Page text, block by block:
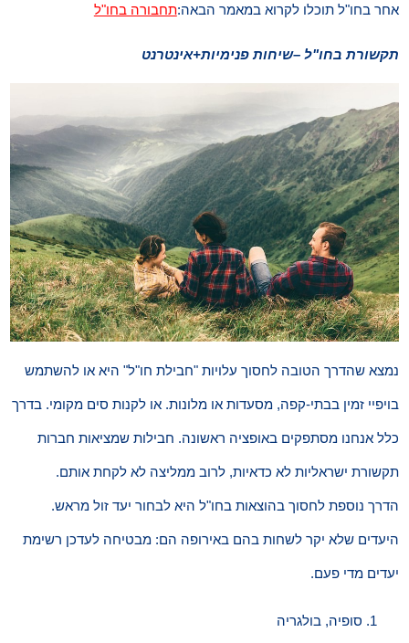
אחר בחו"ל תוכלו לקרוא במאמר הבאה:תחבורה בחו"ל
תקשורת בחו"ל –שיחות פנימיות+אינטרנט
נמצא שהדרך הטובה לחסוך עלויות "חבילת חו"ל" היא או להשתמש
בויפיי זמין בבתי-קפה, מסעדות או מלונות. או לקנות סים מקומי. בדרך
כלל אנחנו מסתפקים באופציה ראשונה. חבילות שמציאות חברות
תקשורת ישראליות לא כדאיות, לרוב ממליצה לא לקחת אותם.
הדרך נוספת לחסוך בהוצאות בחו"ל היא לבחור יעד זול מראש.
היעדים שלא יקר לשחות בהם באירופה הם: מבטיחה לעדכן רשימת
יעדים מדי פעם.
סופיה, בולגריה